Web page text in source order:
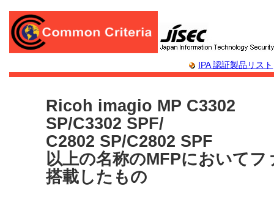
IPA 認証製品リスト
Ricoh imagio MP C3302
SP/C3302 SPF/
C2802 SP/C2802 SPF
以上の名称のMFPにおいてフ
搭載したもの